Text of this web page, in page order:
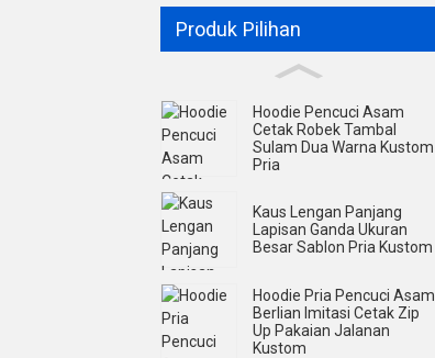
Produk Pilihan
Hoodie Pencuci Asam
Cetak Robek Tambal
Sulam Dua Warna Kustom
Pria
Kaus Lengan Panjang
Lapisan Ganda Ukuran
Besar Sablon Pria Kustom
Hoodie Pria Pencuci Asam
Berlian Imitasi Cetak Zip
Up Pakaian Jalanan
Kustom